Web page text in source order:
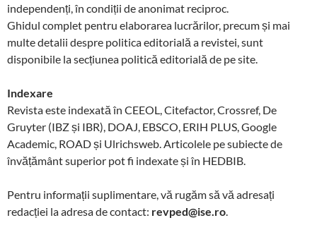
independenți, în condiții de anonimat reciproc.
Ghidul complet pentru elaborarea lucrărilor, precum și mai
multe detalii despre politica editorială a revistei, sunt
disponibile la secțiunea politică editorială de pe site.
Indexare
Revista este indexată în CEEOL, Citefactor, Crossref, De
Gruyter (IBZ și IBR), DOAJ, EBSCO, ERIH PLUS, Google
Academic, ROAD și Ulrichsweb. Articolele pe subiecte de
învățământ superior pot fi indexate și în HEDBIB.
Pentru informații suplimentare, vă rugăm să vă adresați
redacției la adresa de contact: revped@ise.ro